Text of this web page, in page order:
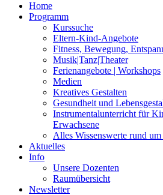
Home
Programm
Kurssuche
Eltern-Kind-Angebote
Fitness, Bewegung,
Musik|Tanz|Theater
Ferienangebote | Workshops
Medien
Kreatives Gestalten
Gesundheit und
Instrumentalunterricht für
Erwachsene
Alles Wissenswerte rund
Aktuelles
Info
Unsere Dozenten
Raumübersicht
Newsletter